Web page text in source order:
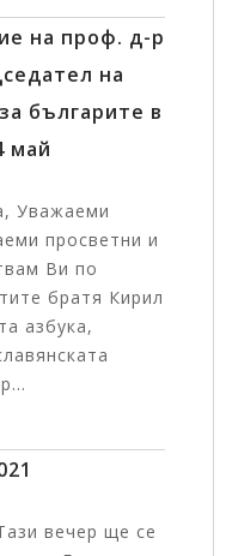
на проф. д-р
на
българите в
май
Уважаеми
просветни и
Ви по
братя Кирил
азбука,
вечер ще се